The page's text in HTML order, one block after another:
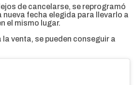
de cancelarse, se reprogramó
nueva fecha elegida para llevarlo a
el mismo lugar.
venta, se pueden conseguir a